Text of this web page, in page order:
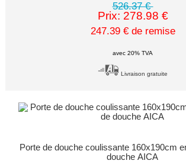
526.37 €
Prix: 278.98 €
247.39 € de remise
avec 20% TVA
Livraison gratuite
Porte de douche coulissante 160x190cm
douche AICA